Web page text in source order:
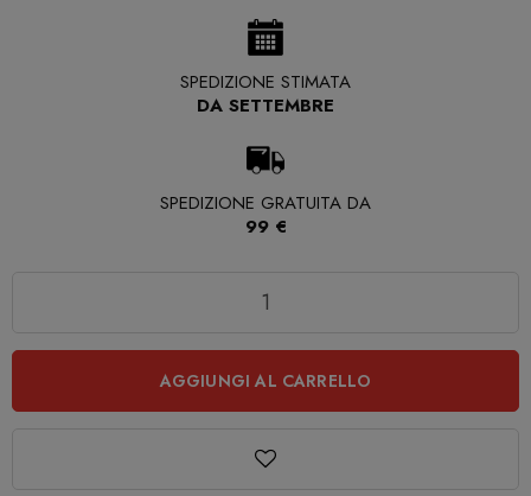
SPEDIZIONE STIMATA
DA SETTEMBRE
SPEDIZIONE GRATUITA DA
99 €
AGGIUNGI AL CARRELLO